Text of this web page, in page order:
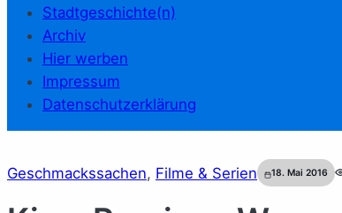
Stadtgeschichte(n)
Archiv
Hier werben
Impressum
Datenschutzerklärung
Geschmackssachen, Filme & Serien 18. Mai 2016